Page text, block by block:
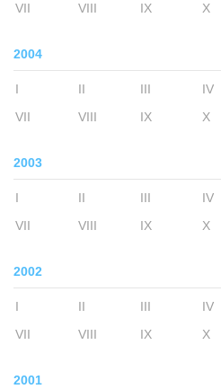
VII
VIII IX X
2004
I II III IV
VII
VIII IX X
2003
I II III IV
VII
VIII IX X
2002
I II III IV
VII
VIII IX X
2001